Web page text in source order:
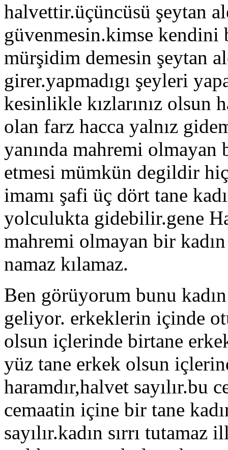
halvettir.üçüncüsü şeytan
güvenmesin.kimse kendini
mürşidim demesin şeytan
girer.yapmadıgı şeyleri
kesinlikle kızlarınız olsun
olan farz hacca yalnız
yanında mahremi olmayan
etmesi mümkün degildir
imamı şafi üç dört tane
yolculukta gidebilir.gene
mahremi olmayan bir
namaz kılamaz.
Ben görüyorum bunu
geliyor. erkeklerin içinde
olsun içlerinde birtane
yüz tane erkek olsun
haramdır,halvet sayılır.bu
cemaatin içine bir tane
sayılır.kadın sırrı